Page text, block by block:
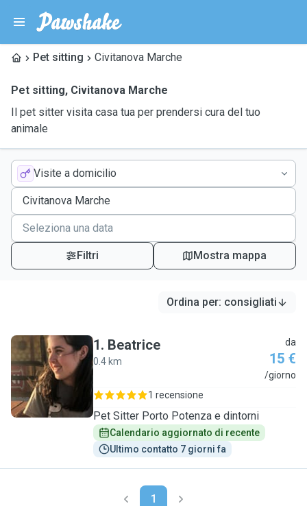
Pet sitting Civitanova Marche
Pet sitting, Civitanova Marche
Il pet sitter visita casa tua per prendersi cura del tuo
animale
Visite a domicilio
Filtri Mostra mappa
Ordina per: consigliati
B
1. Beatrice
0.4 km
da
15 €
/giorno
1 recensione
Pet Sitter Porto Potenza e dintorni
Calendario aggiornato di recente
Ultimo contatto 7 giorni fa
1